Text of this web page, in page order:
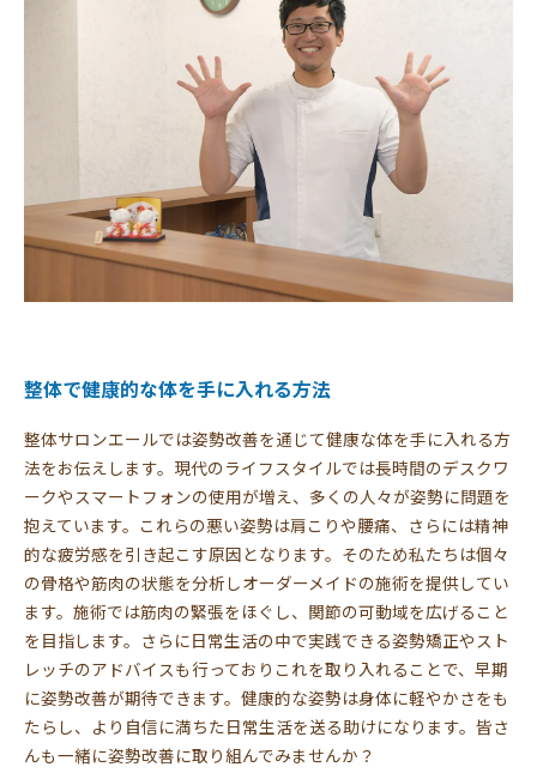
整体で健康的な体を手に入れる方法
整体サロンエールでは姿勢改善を通じて健康な体を手に入れる方
法をお伝えします。現代のライフスタイルでは長時間のデスクワ
ークやスマートフォンの使用が増え、多くの人々が姿勢に問題を
抱えています。これらの悪い姿勢は肩こりや腰痛、さらには精神
的な疲労感を引き起こす原因となります。そのため私たちは個々
の骨格や筋肉の状態を分析しオーダーメイドの施術を提供してい
ます。施術では筋肉の緊張をほぐし、関節の可動域を広げること
を目指します。さらに日常生活の中で実践できる姿勢矯正やスト
レッチのアドバイスも行っておりこれを取り入れることで、早期
に姿勢改善が期待できます。健康的な姿勢は身体に軽やかさをも
たらし、より自信に満ちた日常生活を送る助けになります。皆さ
んも一緒に姿勢改善に取り組んでみませんか？